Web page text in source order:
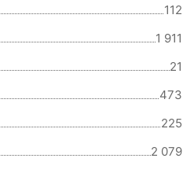
112
1 911
21
473
225
2 079